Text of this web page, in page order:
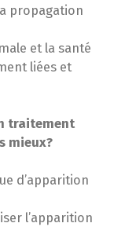
propagation
et la santé
liées et
traitement
mieux?
d’apparition
l’apparition